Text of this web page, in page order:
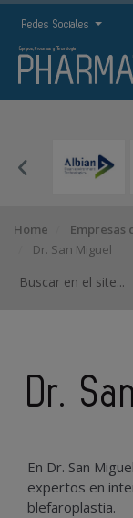
Redes Sociales
Home
Dr. San Miguel
Dr.
En Dr. San
expertos en
blefaroplastia.